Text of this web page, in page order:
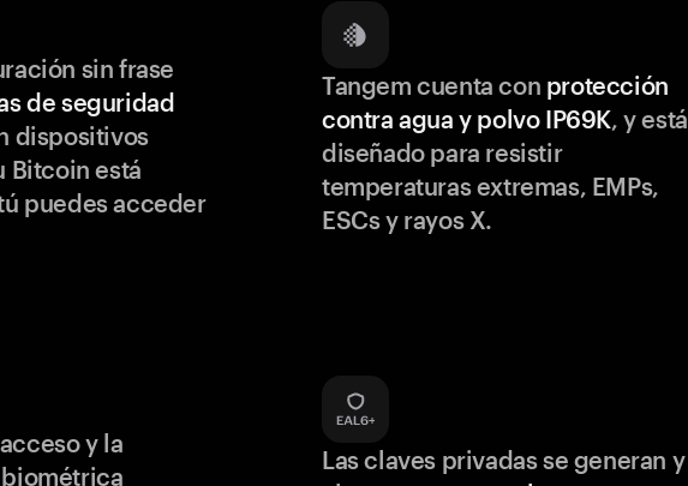
sin frase
de seguridad
dispositivos
Bitcoin está
puedes acceder
Tangem cuenta con protección
contra agua y polvo IP69K, y está
diseñado para resistir
temperaturas extremas, EMPs,
ESCs y rayos X.
y la
Las claves privadas se generan y